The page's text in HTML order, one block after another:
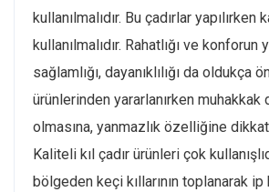
kullanılmalıdır. Bu çadırlar yapılırken
kullanılmalıdır. Rahatlığı ve konforun
sağlamlığı, dayanıklılığı da oldukça
ürünlerinden yararlanırken muhakkak
olmasına, yanmazlık özelliğine
Kaliteli kıl çadır ürünleri çok
bölgeden keçi kıllarının toplanarak ip